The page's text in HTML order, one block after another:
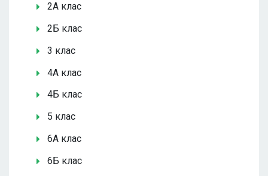
2А клас
2Б клас
3 клас
4А клас
4Б клас
5 клас
6А клас
6Б клас